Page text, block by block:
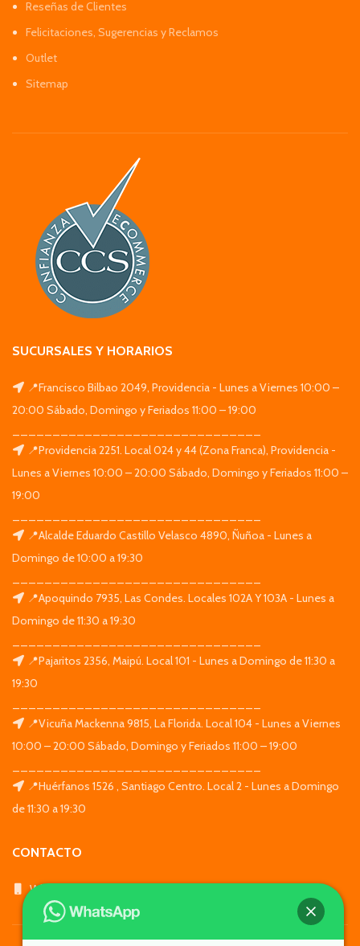
Reseñas de Clientes
Felicitaciones, Sugerencias y Reclamos
Outlet
Sitemap
SUCURSALES Y HORARIOS
📍Francisco Bilbao 2049, Providencia - Lunes a Viernes 10:00 –
20:00 Sábado, Domingo y Feriados 11:00 – 19:00
📍Providencia 2251. Local 024 y 44 (Zona Franca), Providencia -
Lunes a Viernes 10:00 – 20:00 Sábado, Domingo y Feriados 11:00 –
19:00
📍Alcalde Eduardo Castillo Velasco 4890, Ñuñoa - Lunes a
Domingo de 10:00 a 19:30
📍Apoquindo 7935, Las Condes. Locales 102A Y 103A - Lunes a
Domingo de 11:30 a 19:30
📍Pajaritos 2356, Maipú. Local 101 - Lunes a Domingo de 11:30 a
19:30
📍Vicuña Mackenna 9815, La Florida. Local 104 - Lunes a Viernes
10:00 – 20:00 Sábado, Domingo y Feriados 11:00 – 19:00
📍Huérfanos 1526 , Santiago Centro. Local 2 - Lunes a Domingo
de 11:30 a 19:30
CONTACTO
WhatsApp: +569 7564 4676